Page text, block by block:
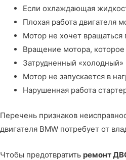
Если охлаждающая
Плохая работа двигателя
Мотор не хочет вращаться
Вращение мотора, которое
Затрудненный «холодный»
Мотор не запускается в
Нарушенная работа
Перечень признаков
двигателя BMW потребует от
Чтобы предотвратить ремонт